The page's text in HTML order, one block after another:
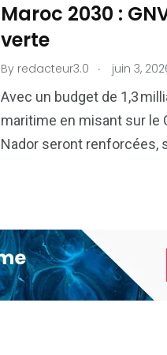
Maroc 2030 :
verte
By redacteur3.0 . juin 3,
Avec un budget de 1,3
maritime en misant sur le
Nador seront renforcées,